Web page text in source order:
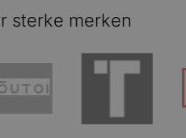
sterke merken